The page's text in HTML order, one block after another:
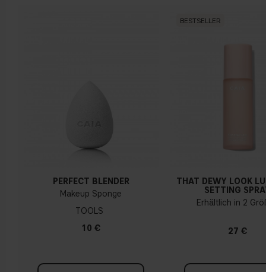
PERFECT BLENDER
Makeup Sponge
TOOLS
10 €
BESTSELLER
THAT DEWY LOOK
SETTING
Erhältlich in 2
27 €